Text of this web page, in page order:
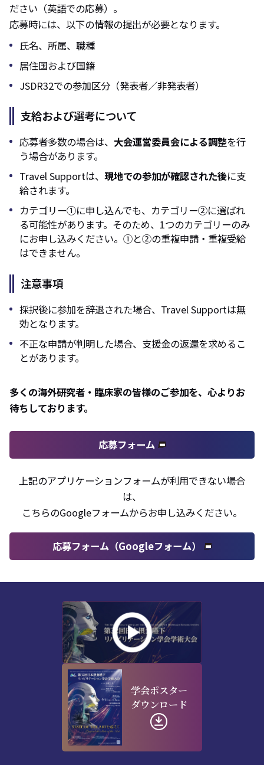
ださい（英語での応募）。
応募時には、以下の情報の提出が必要となります。
氏名、所属、職種
居住国および国籍
JSDR32での参加区分（発表者／非発表者）
支給および選考について
応募者多数の場合は、 大会運営委員会による調整を行
う場合があります。
Travel Supportは、 現地での参加が確認された後に支
給されます。
カテゴリー①に申し込んでも、カテゴリー②に選ばれ
る可能性があります。そのため、1つのカテゴリーのみ
にお申し込みください。①と②の重複申請・重複受給
はできません。
注意事項
採択後に参加を辞退された場合、Travel Supportは無
効となります。
不正な申請が判明した場合、支援金の返還を求めるこ
とがあります。
多くの海外研究者・臨床家の皆様のご参加を、心よりお
待ちしております。
応募フォーム
上記のアプリケーションフォームが利用できない場合
は、
こちらのGoogleフォームからお申し込みください。
応募フォーム（Googleフォーム）
学会ポスター
ダウンロード